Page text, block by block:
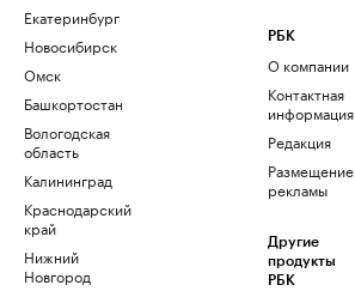
Екатеринбург
Новосибирск
Омск
Башкортостан
Вологодская
область
Калининград
Краснодарский
край
Нижний
Новгород
РБК
О компании
Контактная
информация
Редакция
Размещение
рекламы
Другие
продукты
РБК